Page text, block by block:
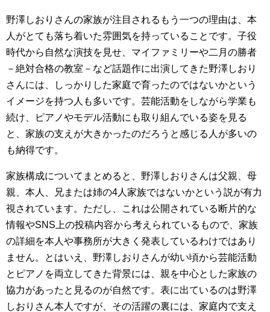
野澤しおりさんの家族が注目されるもう一つの理由は、本
人がとても落ち着いた雰囲気を持っていることです。子役
時代から自然な演技を見せ、マイファミリーや二月の勝者
－絶対合格の教室－など話題作に出演してきた野澤しおり
さんには、しっかりした家庭で育ったのではないかという
イメージを持つ人も多いです。芸能活動をしながら学業も
続け、ピアノやモデル活動にも取り組んでいる姿を見る
と、家族の支えが大きかったのだろうと感じる人が多いの
も納得です。
家族構成についてまとめると、野澤しおりさんは父親、母
親、本人、兄または姉の4人家族ではないかという説が有力
視されています。ただし、これは公開されている断片的な
情報やSNS上の投稿内容から考えられているもので、家族
の詳細を本人や事務所が大きく発表しているわけではあり
ません。とはいえ、野澤しおりさんが幼い頃から芸能活動
とピアノを両立してきた背景には、親を中心とした家族の
協力があったと見るのが自然です。表に出ているのは野澤
しおりさん本人ですが、その活躍の裏には、家庭内で支え